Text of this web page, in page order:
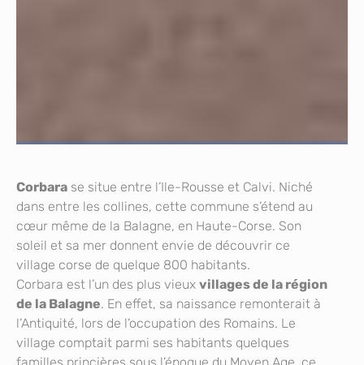
Corbara se situe entre l’Ile-Rousse et Calvi. Niché
dans entre les collines, cette commune s’étend au
cœur même de la Balagne, en Haute-Corse. Son
soleil et sa mer donnent envie de découvrir ce
village corse de quelque 800 habitants.
Corbara est l’un des plus vieux villages de la région
de la Balagne. En effet, sa naissance remonterait à
l’Antiquité, lors de l’occupation des Romains. Le
village comptait parmi ses habitants quelques
familles princières sous l’époque du Moyen Age, ce